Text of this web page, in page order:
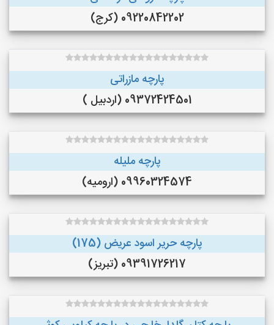
09220842202 (کرج)
پارچه مازراتی
09372424501 (اردبیل )
پارچه ملیله
09960324574 (ارومیه)
پارچه حریر اسود عریض (175)
09391726217 (تبریز)